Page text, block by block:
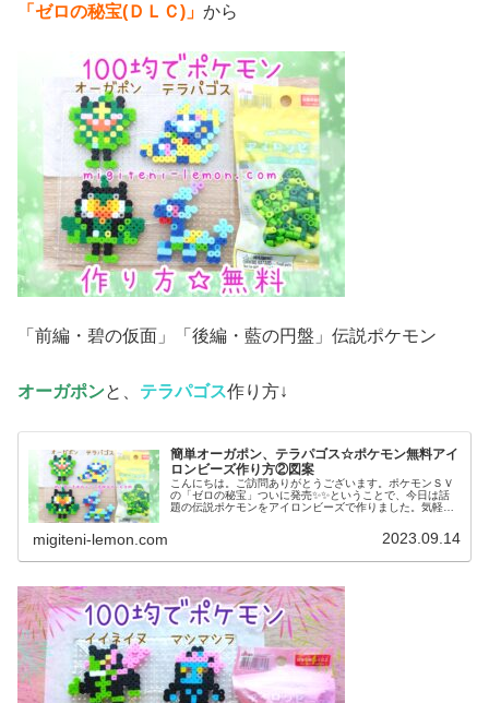
「ゼロの秘宝(ＤＬＣ)」 から
「前編・碧の仮面」「後編・藍の円盤」伝説ポケモン
オーガポンと、 テラパゴス作り方↓
簡単オーガポン、テラパゴス☆ポケモン無料アイ
ロンビーズ作り方②図案
こんにちは。ご訪問ありがとうございます。ポケモンＳＶ
の「ゼロの秘宝」ついに発売✨✨ということで、今日は話
題の伝説ポケモンをアイロンビーズで作りました。気軽に
migiteni-lemon.com 2023.09.14